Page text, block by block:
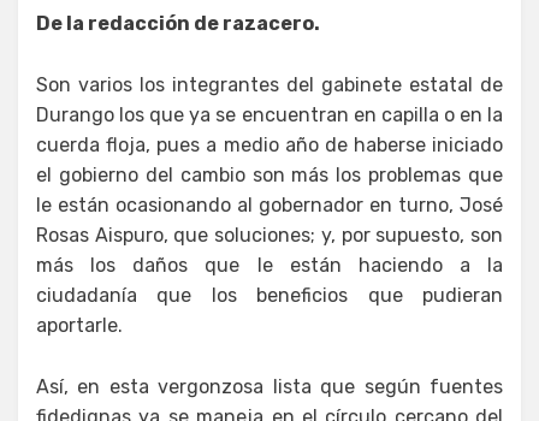
De la redacción de razacero.
Son varios los integrantes del gabinete estatal de
Durango los que ya se encuentran en capilla o en la
cuerda floja, pues a medio año de haberse iniciado
el gobierno del cambio son más los problemas que
le están ocasionando al gobernador en turno, José
Rosas Aispuro, que soluciones; y, por supuesto, son
más los daños que le están haciendo a la
ciudadanía que los beneficios que pudieran
aportarle.
Así, en esta vergonzosa lista que según fuentes